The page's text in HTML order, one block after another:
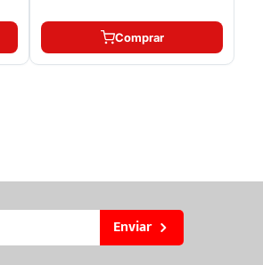
Comprar
Enviar